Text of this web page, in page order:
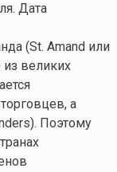
Дата
(St. Amand или
из великих
а
Поэтому